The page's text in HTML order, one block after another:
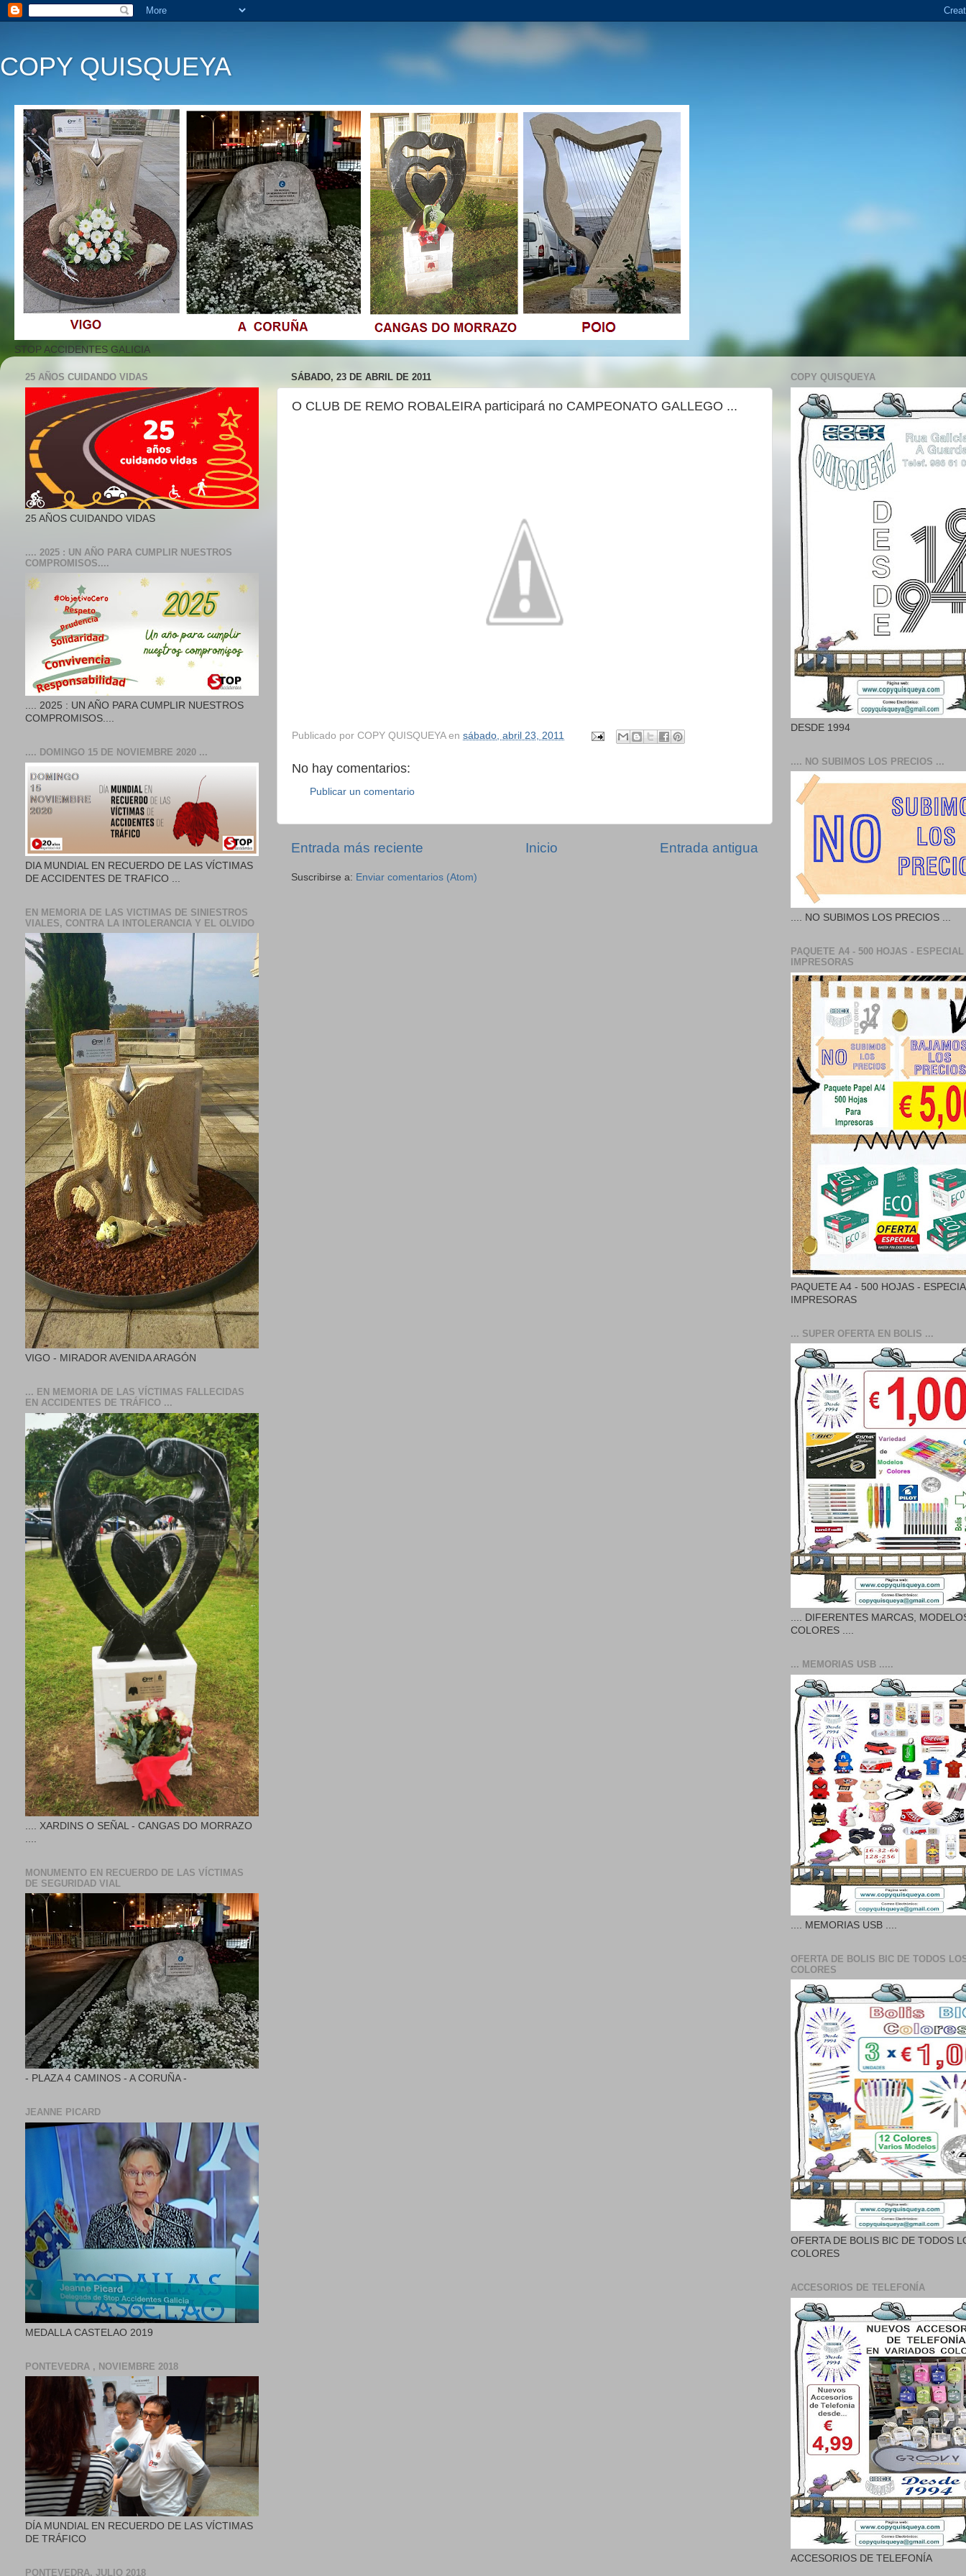
COPY QUISQUEYA
STOP ACCIDENTES GALICIA
SÁBADO, 23 DE ABRIL DE 2011
O CLUB DE REMO ROBALEIRA participará no CAMPEONATO GALLEGO ...
Publicado por COPY QUISQUEYA en sábado, abril 23, 2011
No hay comentarios:
Publicar un comentario
Entrada más reciente Entrada antigua
Inicio
Suscribirse a: Enviar comentarios (Atom)
25 AÑOS CUIDANDO VIDAS
25 AÑOS CUIDANDO VIDAS
.... 2025 : UN AÑO PARA CUMPLIR NUESTROS
COMPROMISOS....
.... 2025 : UN AÑO PARA CUMPLIR NUESTROS
COMPROMISOS....
.... DOMINGO 15 DE NOVIEMBRE 2020 ...
DIA MUNDIAL EN RECUERDO DE LAS VÍCTIMAS
DE ACCIDENTES DE TRAFICO ...
EN MEMORIA DE LAS VICTIMAS DE SINIESTROS
VIALES, CONTRA LA INTOLERANCIA Y EL OLVIDO
VIGO - MIRADOR AVENIDA ARAGÓN
... EN MEMORIA DE LAS VÍCTIMAS FALLECIDAS
EN ACCIDENTES DE TRÁFICO ...
.... XARDINS O SEÑAL - CANGAS DO MORRAZO
MONUMENTO EN RECUERDO DE LAS VÍCTIMAS
DE SEGURIDAD VIAL
- PLAZA 4 CAMINOS - A CORUÑA -
JEANNE PICARD
MEDALLA CASTELAO 2019
PONTEVEDRA , NOVIEMBRE 2018
DÍA MUNDIAL EN RECUERDO DE LAS VÍCTIMAS
DE TRÁFICO
PONTEVEDRA, JULIO 2018
COPY QUISQUEYA
DESDE 1994
.... NO SUBIMOS LOS PRECIOS ...
.... NO SUBIMOS LOS PRECIOS ...
PAQUETE A4 - 500 HOJAS - ESPECIAL
IMPRESORAS
PAQUETE A4 - 500 HOJAS -
IMPRESORAS
... SUPER OFERTA EN BOLIS ...
.... DIFERENTES MARCAS,
COLORES ....
... MEMORIAS USB .....
.... MEMORIAS USB ....
OFERTA DE BOLIS BIC DE TODOS
COLORES
OFERTA DE BOLIS BIC DE TODOS
COLORES
ACCESORIOS DE TELEFONÍA
ACCESORIOS DE TELEFONÍA